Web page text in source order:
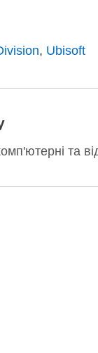
, Ubisoft
та